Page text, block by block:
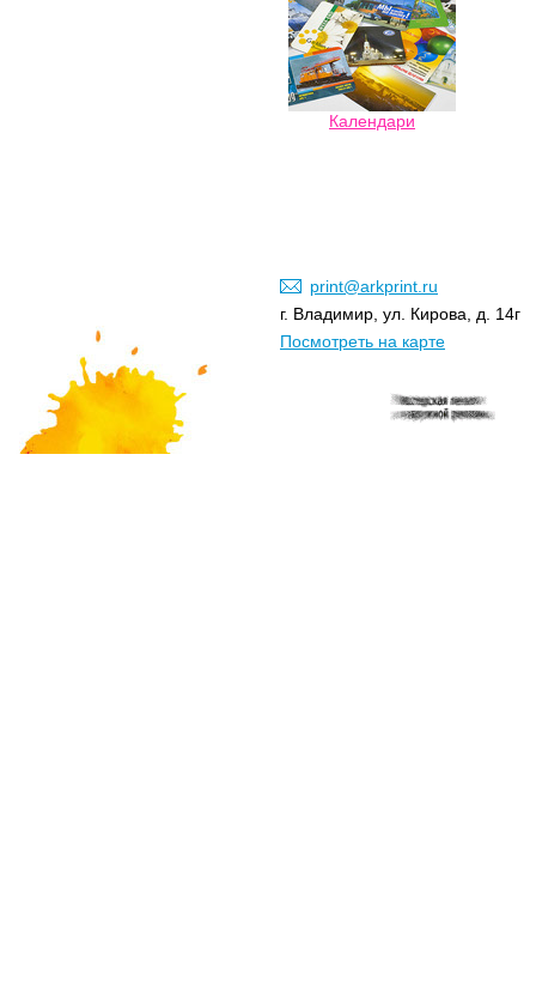
Календари
print@arkprint.ru
г. Владимир, ул. Кирова, д. 14г
Посмотреть на карте